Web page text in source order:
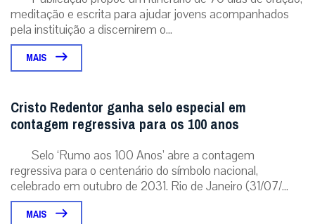
meditação e escrita para ajudar jovens acompanhados
pela instituição a discernirem o...
MAIS
Cristo Redentor ganha selo especial em
contagem regressiva para os 100 anos
Selo ‘Rumo aos 100 Anos’ abre a contagem
regressiva para o centenário do símbolo nacional,
celebrado em outubro de 2031. Rio de Janeiro (31/07/...
MAIS